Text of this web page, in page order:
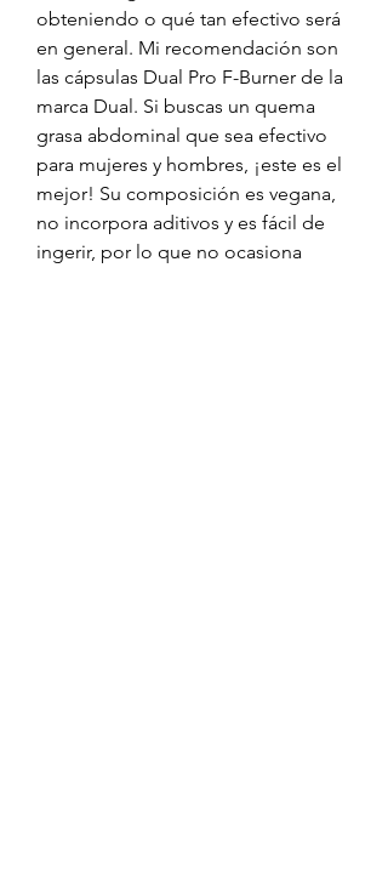
obteniendo o qué tan efectivo será
en general. Mi recomendación son
las cápsulas Dual Pro F-Burner de la
marca Dual. Si buscas un quema
grasa abdominal que sea efectivo
para mujeres y hombres, ¡este es el
mejor! Su composición es vegana,
no incorpora aditivos y es fácil de
ingerir, por lo que no ocasiona